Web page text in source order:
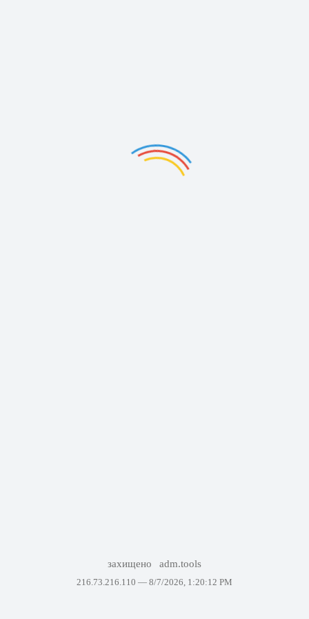
захищено adm.tools
216.73.216.110 — 8/7/2026, 1:20:12 PM